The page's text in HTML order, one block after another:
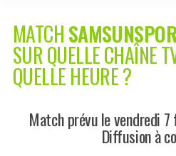
MATCH
SUR QUELLE CHAÎNE
QUELLE HEURE ?
Match prévu le vendredi
Diffusion à